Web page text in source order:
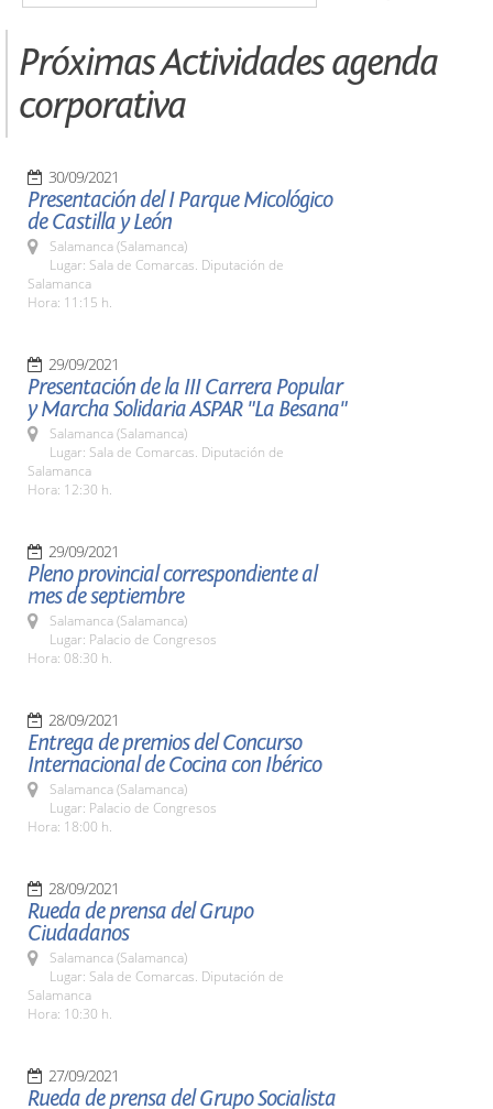
Próximas Actividades agenda
corporativa
30/09/2021
Presentación del I Parque Micológico
de Castilla y León
Salamanca (Salamanca)
Lugar: Sala de Comarcas. Diputación de
Salamanca
Hora: 11:15 h.
29/09/2021
Presentación de la III Carrera Popular
y Marcha Solidaria ASPAR "La Besana"
Salamanca (Salamanca)
Lugar: Sala de Comarcas. Diputación de
Salamanca
Hora: 12:30 h.
29/09/2021
Pleno provincial correspondiente al
mes de septiembre
Salamanca (Salamanca)
Lugar: Palacio de Congresos
Hora: 08:30 h.
28/09/2021
Entrega de premios del Concurso
Internacional de Cocina con Ibérico
Salamanca (Salamanca)
Lugar: Palacio de Congresos
Hora: 18:00 h.
28/09/2021
Rueda de prensa del Grupo
Ciudadanos
Salamanca (Salamanca)
Lugar: Sala de Comarcas. Diputación de
Salamanca
Hora: 10:30 h.
27/09/2021
Rueda de prensa del Grupo Socialista